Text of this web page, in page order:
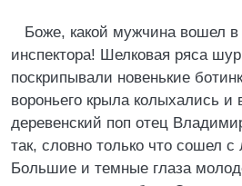
Боже, какой мужчина вошел в
инспектора! Шелковая ряса
поскрипывали новенькие
вороньего крыла колыхались и
деревенский поп отец
так, словно только что сошел
Большие и темные глаза